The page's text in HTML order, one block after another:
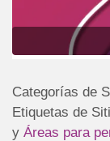
Categorías de
Etiquetas de
y Áreas para